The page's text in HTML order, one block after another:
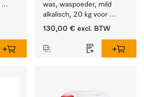
was, waspoeder, mild
alkalisch, 20 kg voor
behoud van kleur en
was.
130,00 € excl. BTW